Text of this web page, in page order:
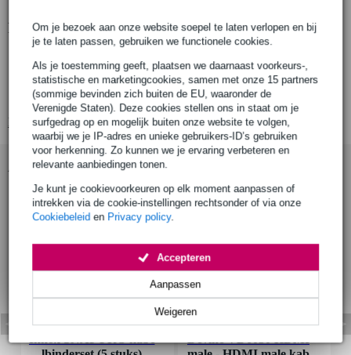
Om je bezoek aan onze website soepel te laten verlopen en bij
je te laten passen, gebruiken we functionele cookies.
Als je toestemming geeft, plaatsen we daarnaast voorkeurs-,
statistische en marketingcookies, samen met onze 15 partners
(sommige bevinden zich buiten de EU, waaronder de
Verenigde Staten). Deze cookies stellen ons in staat om je
surfgedrag op en mogelijk buiten onze website te volgen,
waarbij we je IP-adres en unieke gebruikers-ID’s gebruiken
voor herkenning. Zo kunnen we je ervaring verbeteren en
relevante aanbiedingen tonen.
Je kunt je cookievoorkeuren op elk moment aanpassen of
intrekken via de cookie-instellingen rechtsonder of via onze
Cookiebeleid en Privacy policy.
Weigeren
Aanpassen
Accepteren
Productinformatie
monitorbeugel voor flatscreen tot 32 inch
draagvermogen: 8 kg
Bekijk alle productspecificaties
Accessoires (5)